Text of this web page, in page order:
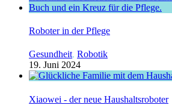
Roboter in der Pflege
Gesundheit, Robotik
19. Juni 2024
Xiaowei - der neue Haushaltsroboter